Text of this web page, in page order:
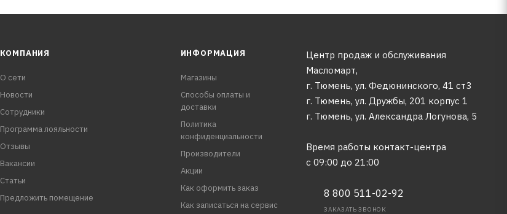
КОМПАНИЯ
О сети
Новости
Сотрудники
Программа лояльности
Отзывы
Вакансии
Статьи
Предложить помещение
ИНФОРМАЦИЯ
Магазины
Способы оплаты и
доставки
Политика
конфиденциальности
Производители
Акции
Как оформить заказ
Как записаться на сервис
Центр продаж и обслуживания
Масломарт,
г. Тюмень, ул. Федюнинского, 41 ст3
г. Тюмень, ул. Дружбы, 201 корпус 1
г. Тюмень, ул. Александра Логунова, 5
Время работы контакт-центра
с 09:00 до 21:00
8 800 511-02-92
ЗАКАЗАТЬ ЗВОНОК